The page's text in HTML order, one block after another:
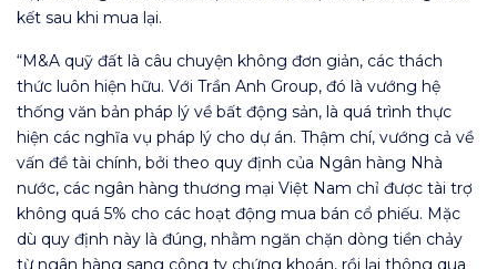
kết sau khi mua lại.
“M&A quỹ đất là câu chuyện không đơn giản, các thách
thức luôn hiện hữu. Với Trần Anh Group, đó là vướng hệ
thống văn bản pháp lý về bất động sản, là quá trình thực
hiện các nghĩa vụ pháp lý cho dự án. Thậm chí, vướng cả về
vấn đề tài chính, bởi theo quy định của Ngân hàng Nhà
nước, các ngân hàng thương mại Việt Nam chỉ được tài trợ
không quá 5% cho các hoạt động mua bán cổ phiếu. Mặc
dù quy định này là đúng, nhằm ngăn chặn dòng tiền chảy
từ ngân hàng sang công ty chứng khoán, rồi lại thông qua